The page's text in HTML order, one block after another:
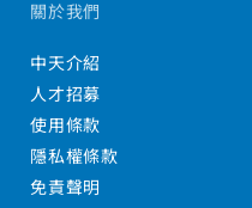
關於我們
中天介紹
人才招募
使用條款
隱私權條款
免責聲明